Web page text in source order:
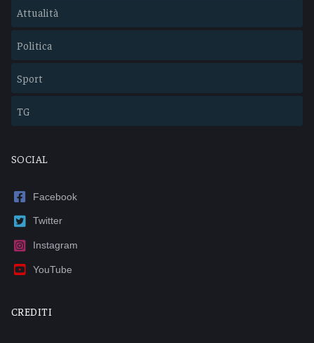
Attualità
Politica
Sport
TG
SOCIAL
Facebook
Twitter
Instagram
YouTube
CREDITI